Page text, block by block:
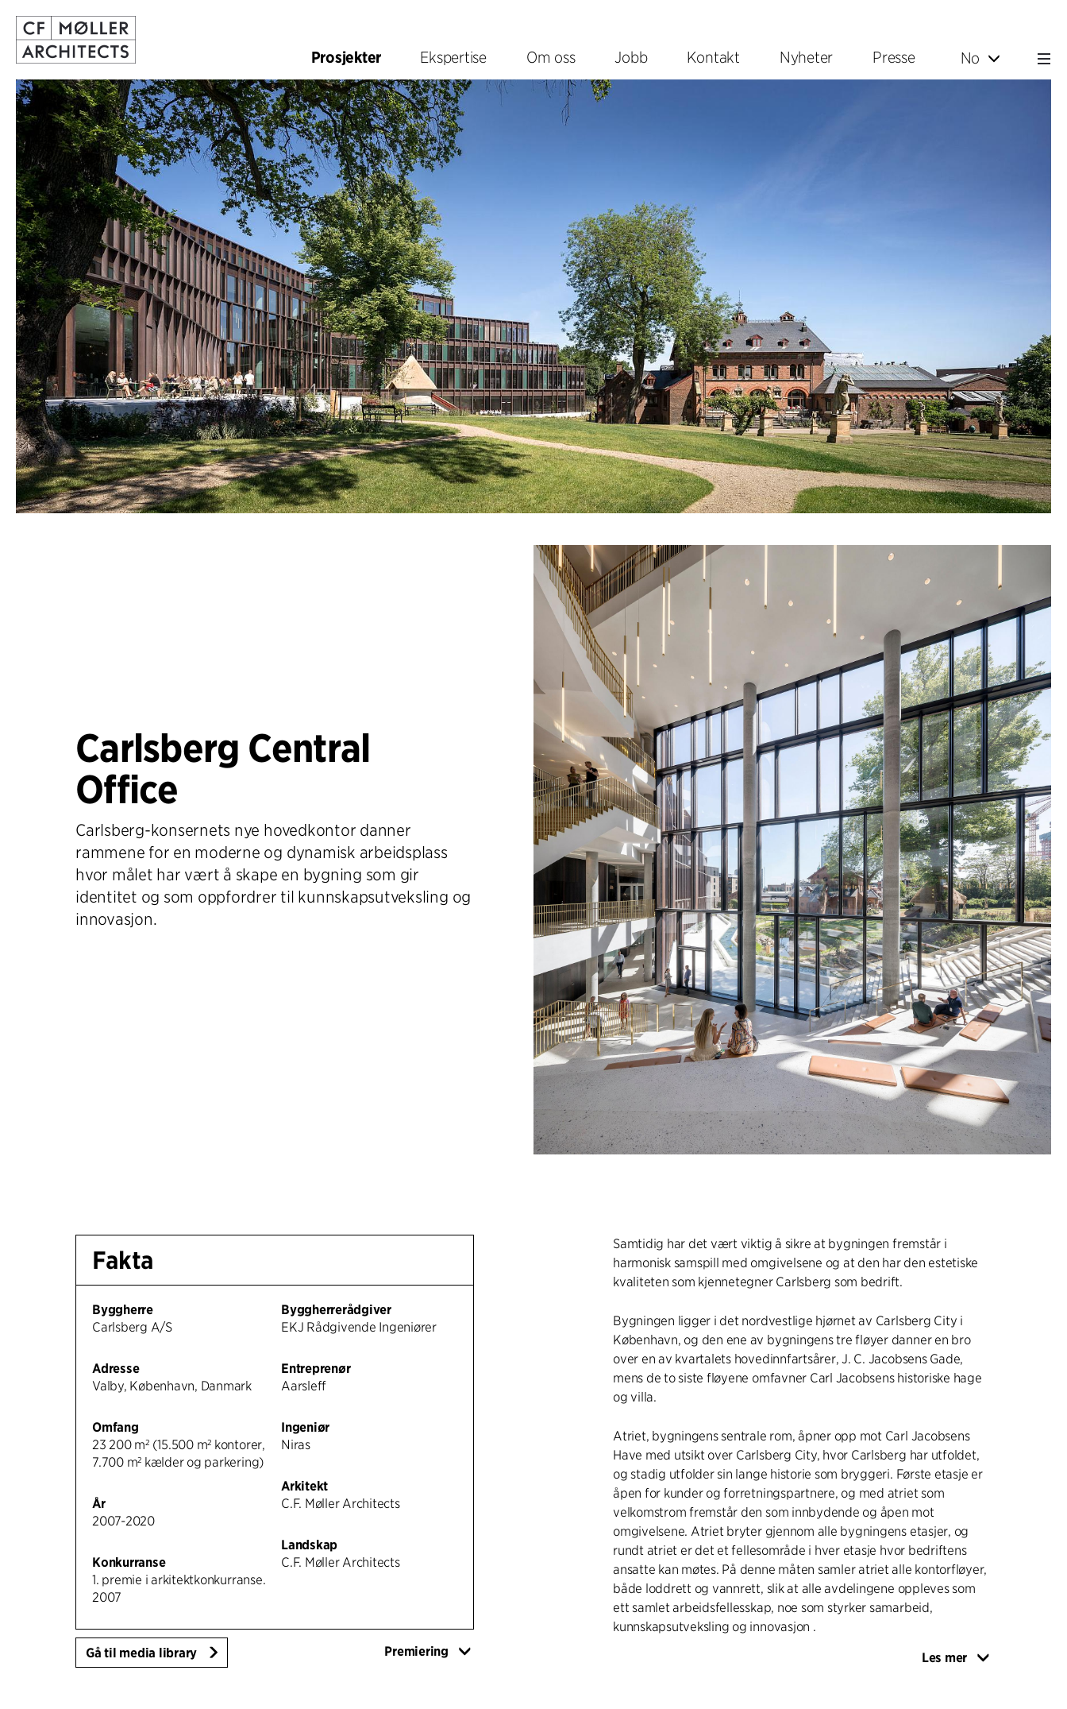
Prosjekter Ekspertise Om oss Jobb Kontakt Nyheter Presse No
Carlsberg Central
Office
Carlsberg-konsernets nye hovedkontor danner
rammene for en moderne og dynamisk arbeidsplass
hvor målet har vært å skape en bygning som gir
identitet og som oppfordrer til kunnskapsutveksling og
innovasjon.
Fakta
Byggherre
Carlsberg A/S
Adresse
Valby, København, Danmark
Omfang
23 200 m² (15.500 m² kontorer,
7.700 m² kælder og parkering)
År
2007-2020
Konkurranse
1. premie i arkitektkonkurranse.
2007
Byggherrerådgiver
EKJ Rådgivende Ingeniører
Entreprenør
Aarsleff
Ingeniør
Niras
Arkitekt
C.F. Møller Architects
Landskap
C.F. Møller Architects
Gå til media library Premiering
Samtidig har det vært viktig å sikre at bygningen fremstår i
harmonisk samspill med omgivelsene og at den har den estetiske
kvaliteten som kjennetegner Carlsberg som bedrift.
Bygningen ligger i det nordvestlige hjørnet av Carlsberg City i
København, og den ene av bygningens tre fløyer danner en bro
over en av kvartalets hovedinnfartsårer, J. C. Jacobsens Gade,
mens de to siste fløyene omfavner Carl Jacobsens historiske hage
og villa.
Atriet, bygningens sentrale rom, åpner opp mot Carl Jacobsens
Have med utsikt over Carlsberg City, hvor Carlsberg har utfoldet,
og stadig utfolder sin lange historie som bryggeri. Første etasje er
åpen for kunder og forretningspartnere, og med atriet som
velkomstrom fremstår den som innbydende og åpen mot
omgivelsene. Atriet bryter gjennom alle bygningens etasjer, og
rundt atriet er det et fellesområde i hver etasje hvor bedriftens
ansatte kan møtes. På denne måten samler atriet alle kontorfløyer,
både loddrett og vannrett, slik at alle avdelingene oppleves som
ett samlet arbeidsfellesskap, noe som styrker samarbeid,
kunnskapsutveksling og innovasjon .
Fasaden består av store glasspartier som rytmisk brytes av
Les mer